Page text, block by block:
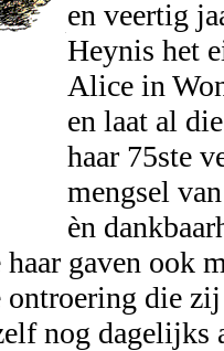
en veertig
Heynis het
Alice in
en laat al
haar 75ste
mengsel
èn
gaven ook
die
nog dagelijks